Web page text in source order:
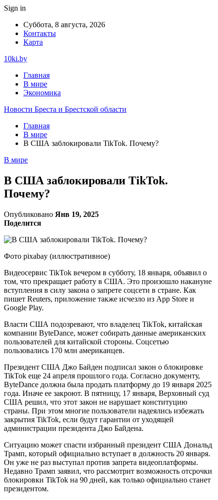
Sign in
Суббота, 8 августа, 2026
Контакты
Карта
10ki.by
Главная
В мире
Экономика
Новости Бреста и Брестской области
Главная
В мире
В США заблокировали TikTok. Почему?
В мире
В США заблокировали TikTok.
Почему?
Опубликовано Янв 19, 2025
Поделится
Фото pixabay (иллюстративное)
Видеосервис TikTok вечером в субботу, 18 января, объявил о
том, что прекращает работу в США. Это произошло накануне
вступления в силу закона о запрете соцсети в стране. Как
пишет Reuters, приложение также исчезло из App Store и
Google Play.
Власти США подозревают, что владелец TikTok, китайская
компании ByteDance, может собирать данные американских
пользователей для китайской стороны. Соцсетью
пользовались 170 млн американцев.
Президент США Джо Байден подписал закон о блокировке
TikTok еще 24 апреля прошлого года. Согласно документу,
ByteDance должна была продать платформу до 19 января 2025
года. Иначе ее закроют. В пятницу, 17 января, Верховный суд
США решил, что этот закон не нарушает конституцию
страны. При этом многие пользователи надеялись избежать
закрытия TikTok, если будут гарантии от уходящей
администрации президента Джо Байдена.
Ситуацию может спасти избранный президент США Дональд
Трамп, который официально вступает в должность 20 января.
Он уже не раз выступал против запрета видеоплатформы.
Недавно Трамп заявил, что рассмотрит возможность отсрочки
блокировки TikTok на 90 дней, как только официально станет
президентом.